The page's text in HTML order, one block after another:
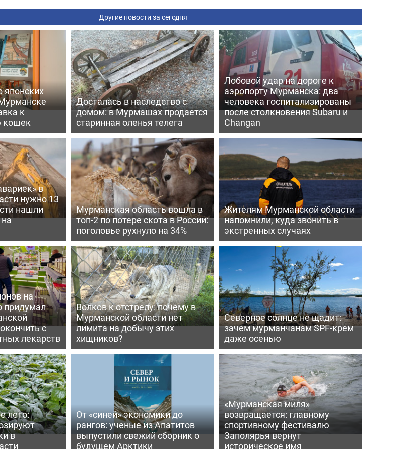
Другие новости за сегодня
японских
к
кошек
Досталась в наследство с
домом: в Мурмашах продается
старинная оленья телега
Лобовой удар на дороге к
аэропорту Мурманска: два
человека госпитализированы
после столкновения Subaru и
Changan
в
нужно 13
нашли
Мурманская область вошла в
топ-2 по потере скота в России:
поголовье рухнуло на 34%
Жителям Мурманской области
напомнили, куда звонить в
экстренных случаях
на
придумал
с
лекарств
Волков к отстрелу: почему в
Мурманской области нет
лимита на добычу этих
хищников?
Северное солнце не щадит:
зачем мурманчанам SPF-крем
даже осенью
лето:
в
От «синей» экономики до
рангов: ученые из Апатитов
выпустили свежий сборник о
будущем Арктики
«Мурманская миля»
возвращается: главному
спортивному фестивалю
Заполярья вернут
историческое имя